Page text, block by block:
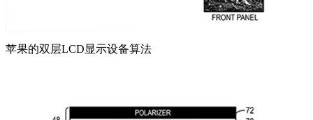
苹果的双层LCD显示设备算法